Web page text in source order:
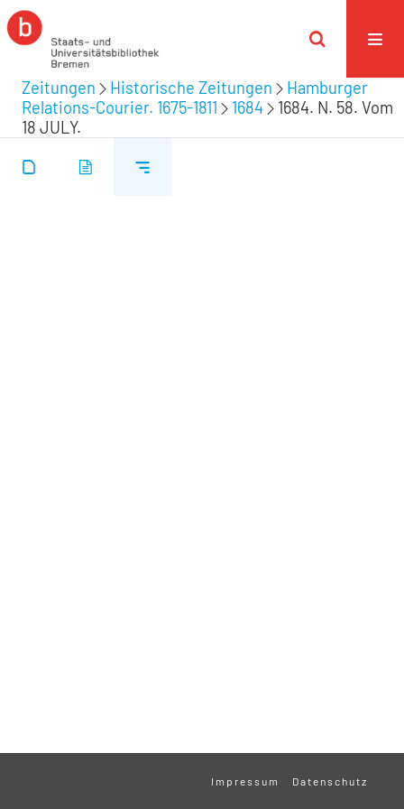
Zeitungen Historische Zeitungen
Hamburger
Relations-Courier. 1675-1811
1684
1684. N. 58. Vom
18 JULY.
Impressum Datenschutz